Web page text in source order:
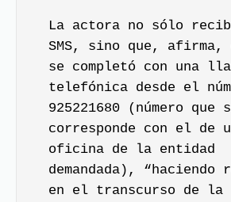
La actora no sólo
SMS, sino que, afirma,
se completó con una
telefónica desde el
925221680 (número que
corresponde con el de
oficina de la entidad
demandada), “haciendo
en el transcurso de la